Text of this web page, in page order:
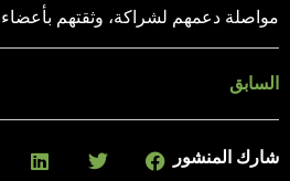
مواصلة دعمهم لشراكة، وثقتهم
السابق
شارك المنشور